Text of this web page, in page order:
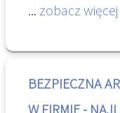
zakładowego —
terytorialnego
jednostkach
2016, s. 11)
... zobacz więcej
BEZPIECZNA
W FIRMIE -